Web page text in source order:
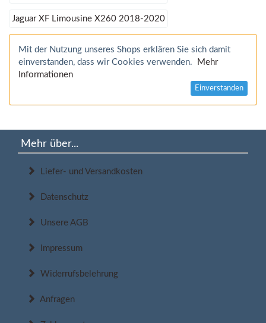
Jaguar XF Limousine X260 2018-2020
Mit der Nutzung unseres Shops erklären Sie sich damit
einverstanden, dass wir Cookies verwenden.
Mehr
Informationen
Einverstanden
Mehr über...
Liefer- und Versandkosten
Datenschutz
Unsere AGB
Impressum
Widerrufsbelehrung
Anfragen